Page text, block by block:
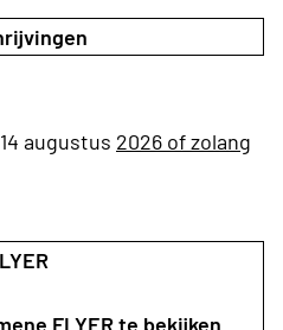
augustus 2026 of zolang
FLYER te bekijken